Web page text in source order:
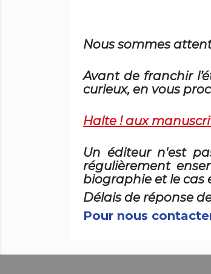
Nous sommes
Avant de franchir
curieux, en vous
Halte ! aux
Un éditeur n'est
régulièrement
biographie et le cas
Délais de réponse
Pour nous